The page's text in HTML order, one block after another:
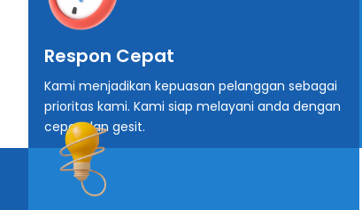
Respon Cepat
Kami menjadikan kepuasan pelanggan sebagai
prioritas kami. Kami siap melayani anda dengan
cepat dan gesit.